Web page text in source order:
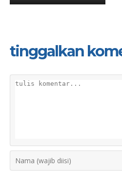
tinggalkan